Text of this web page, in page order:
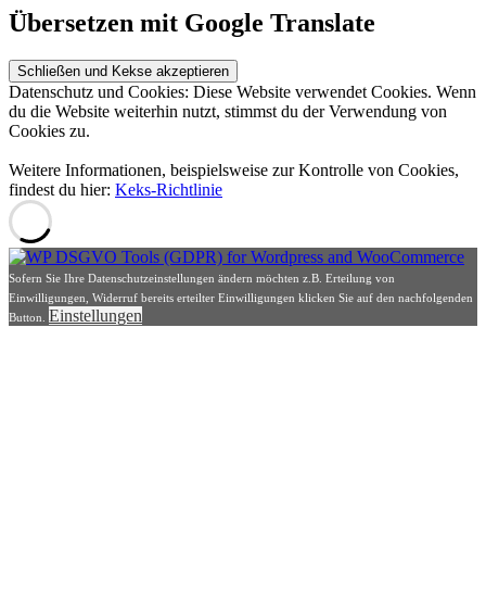
Übersetzen mit Google Translate
Datenschutz und Cookies: Diese Website verwendet Cookies. Wenn
du die Website weiterhin nutzt, stimmst du der Verwendung von
Cookies zu.
Weitere Informationen, beispielsweise zur Kontrolle von Cookies,
findest du hier: Keks-Richtlinie
Sofern Sie Ihre Datenschutzeinstellungen ändern möchten z.B. Erteilung von
Einwilligungen, Widerruf bereits erteilter Einwilligungen klicken Sie auf den nachfolgenden
Button. Einstellungen